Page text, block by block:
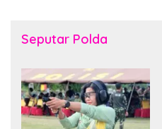
Seputar Polda